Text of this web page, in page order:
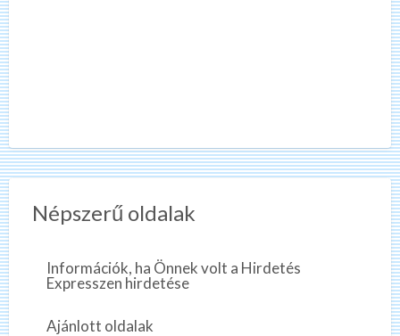
Népszerű oldalak
Információk, ha Önnek volt a Hirdetés
Expresszen hirdetése
Ajánlott oldalak